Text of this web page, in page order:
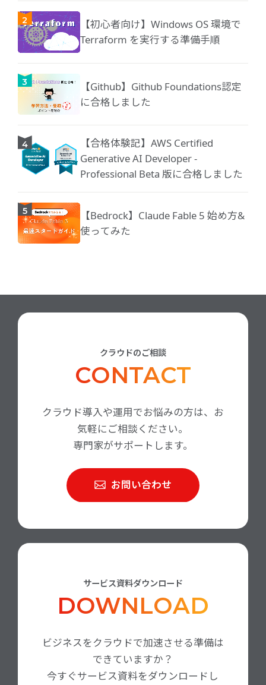
【初心者向け】Windows OS 環境で
Terraform を実行する準備手順
【Github】Github Foundations認定
に合格しました
【合格体験記】AWS Certified
Generative AI Developer -
Professional Beta 版に合格しました
【Bedrock】Claude Fable 5 始め方&
使ってみた
クラウドのご相談
CONTACT
クラウド導入や運用でお悩みの方は、お
気軽にご相談ください。
専門家がサポートします。
お問い合わせ
サービス資料ダウンロード
DOWNLOAD
ビジネスをクラウドで加速させる準備は
できていますか？
今すぐサービス資料をダウンロードし